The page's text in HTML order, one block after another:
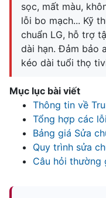
sọc, mất màu,
lỗi bo mạch... Kỹ
chuẩn LG, hỗ trợ
dài hạn. Đảm bảo
kéo dài tuổi thọ
Mục lục bài viết
Thông tin về
Tổng hợp các
Bảng giá Sửa
Quy trình sửa
Câu hỏi thường